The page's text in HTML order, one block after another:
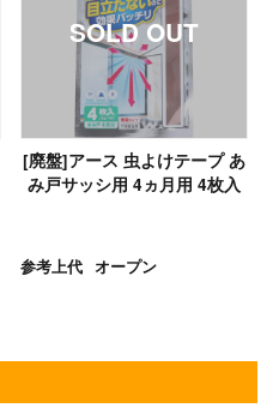
[廃盤]アース 虫よけテープ あ
み戸サッシ用 4ヵ月用 4枚入
参考上代 オープン